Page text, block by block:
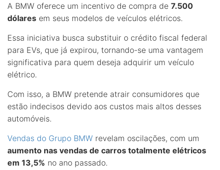
A BMW oferece um incentivo de compra de 7.500
dólares em seus modelos de veículos elétricos.
Essa iniciativa busca substituir o crédito fiscal federal
para EVs, que já expirou, tornando-se uma vantagem
significativa para quem deseja adquirir um veículo
elétrico.
Com isso, a BMW pretende atrair consumidores que
estão indecisos devido aos custos mais altos desses
automóveis.
Vendas do Grupo BMW revelam oscilações, com um
aumento nas vendas de carros totalmente elétricos
em 13,5% no ano passado.